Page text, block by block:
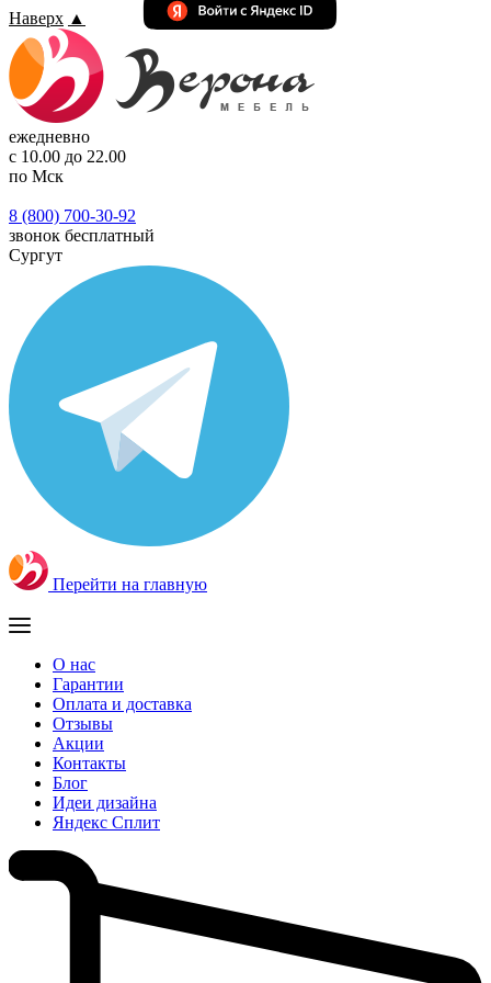
Наверх ▲
ежедневно
с 10.00 до 22.00
по Мск
8 (800) 700-30-92
звонок бесплатный
Сургут
Перейти на главную
О нас
Гарантии
Оплата и доставка
Отзывы
Акции
Контакты
Блог
Идеи дизайна
Яндекс Сплит